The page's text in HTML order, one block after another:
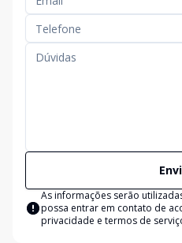
As informações serão
possa entrar em contato de
privacidade e termos de